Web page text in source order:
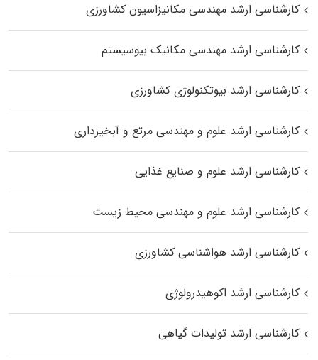
کارشناسی ارشد مهندسی مکانیزاسیون کشاورزی
کارشناسی ارشد مهندسی مکانیک بیوسیستم
کارشناسی ارشد بیوتکنولوژی کشاورزی
کارشناسی ارشد علوم و مهندسی مرتع و آبخیزداری
کارشناسی ارشد علوم و صنایع غذایی
کارشناسی ارشد علوم و مهندسی محیط زیست
کارشناسی ارشد هواشناسی کشاورزی
کارشناسی ارشد اکوهیدرولوژی
کارشناسی ارشد تولیدات گیاهی